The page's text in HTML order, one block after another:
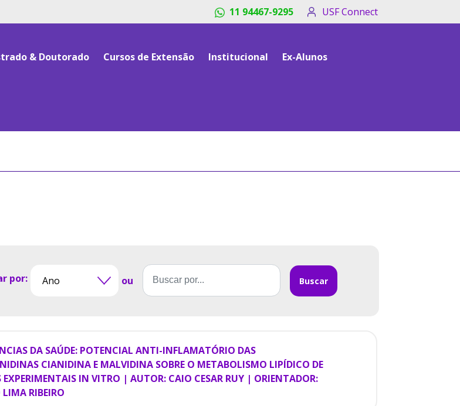
11 94467-9295 USF Connect
& Doutorado Cursos de Extensão Institucional Ex-Alunos
os links devem ter o mesmo numero de titles_breadcrumb
por: ou Buscar
DA SAÚDE: POTENCIAL ANTI-INFLAMATÓRIO DAS
CIANIDINA E MALVIDINA SOBRE O METABOLISMO LIPÍDICO DE
EXPERIMENTAIS IN VITRO | AUTOR: CAIO CESAR RUY | ORIENTADOR:
LIMA RIBEIRO